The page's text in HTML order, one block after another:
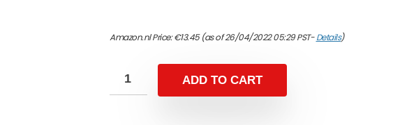
Amazon.nl Price:€13.45(as of 26/04/2022 05:29 PST-Details)
ADD TO CART